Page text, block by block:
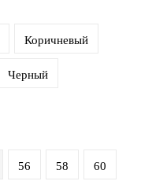
Коричневый
Черный
56 58 60